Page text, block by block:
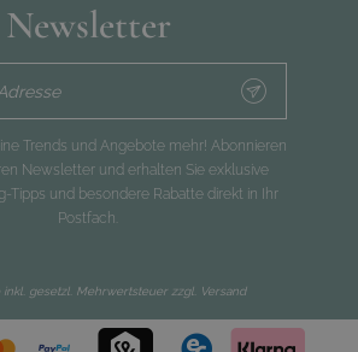
Newsletter
Trends und Angebote mehr! Abonnieren
Newsletter und erhalten Sie exklusive
Tipps und besondere Rabatte direkt in Ihr
Postfach.
inkl. gesetzl. Mehrwertsteuer zzgl. Versand